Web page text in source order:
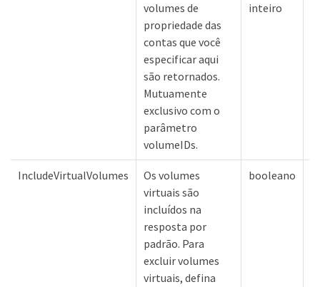
volumes de
propriedade das
contas que você
especificar aqui
são retornados.
Mutuamente
exclusivo com o
parâmetro
volumeIDs.
inteiro
IncludeVirtualVolumes
Os volumes
virtuais são
incluídos na
resposta por
padrão. Para
excluir volumes
virtuais, defina
booleano